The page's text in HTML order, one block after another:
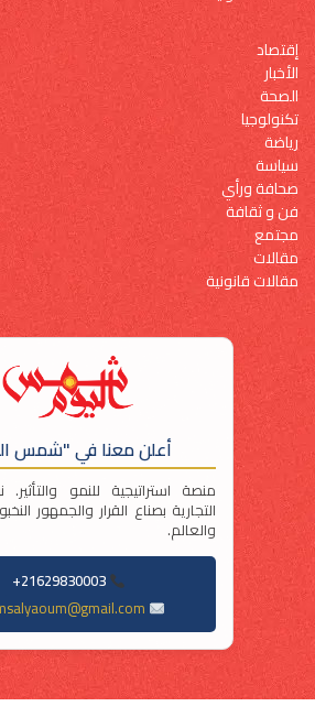
إقتصاد
الأخبار
الصحة
تكنولوجيا
رياضة
سياسة
صحافة ورأي
فن و ثقافة
مجتمع
مقالات
مقالات قانونية
أعلن معنا في "شمس
منصة استراتيجية للنمو والتأثير.
التجارية بصناع القرار والجمهور
والعالم.
21629830003+